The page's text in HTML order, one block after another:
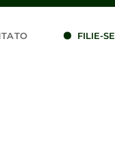
FILIE-SE